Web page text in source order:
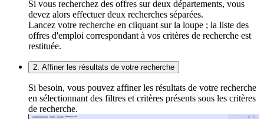
Si vous recherchez des offres sur deux départements, vous
devez alors effectuer deux recherches séparées.
Lancez votre recherche en cliquant sur la loupe ; la liste des
offres d'emploi correspondant à vos critères de recherche est
restituée.
2. Affiner les résultats de votre recherche
Si besoin, vous pouvez affiner les résultats de votre recherche
en sélectionnant des filtres et critères présents sous les critères
de recherche.